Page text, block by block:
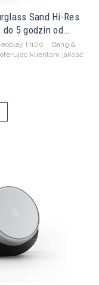
Sand Hi-Res
5 godzin od...
H100 Bang &
klientom jakość